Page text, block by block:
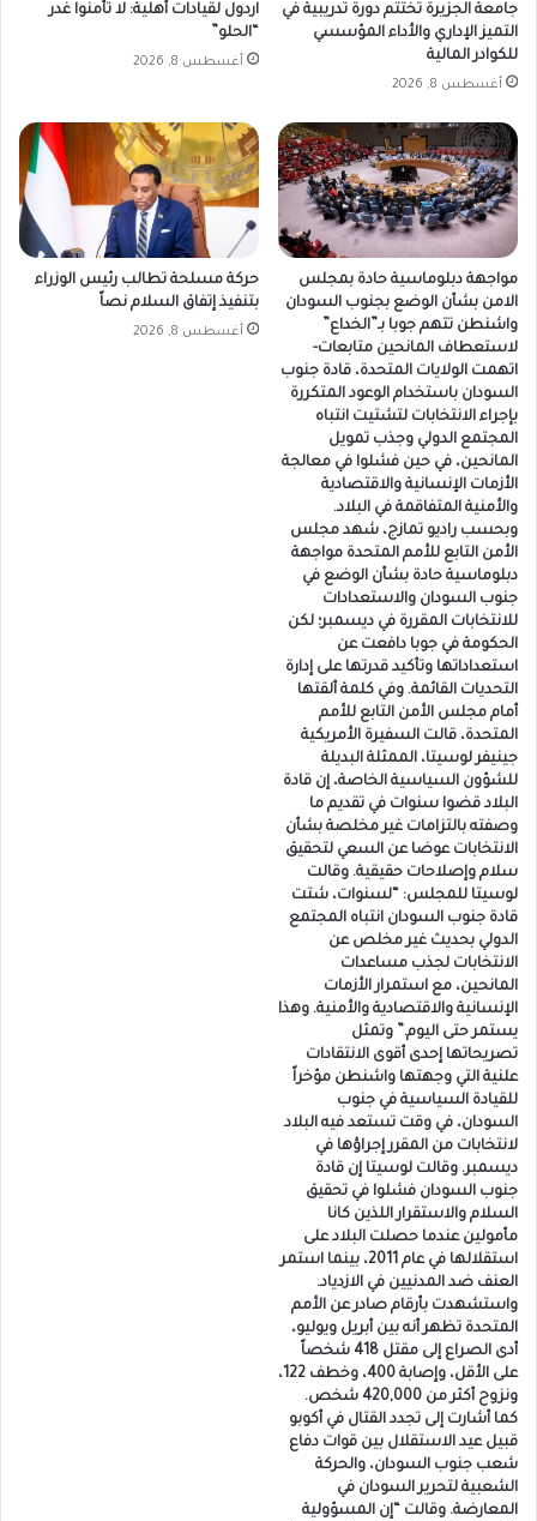
جامعة الجزيرة تختتم دورة تدريبية في
التميز الإداري والأداء المؤسسي
للكوادر المالية
أغسطس 8, 2026
اردول لقيادات أهلية: لا تأمنوا غدر
“الحلو”
أغسطس 8, 2026
مواجهة دبلوماسية حادة بمجلس
الامن بشأن الوضع بجنوب السودان
واشنطن تتهم جوبا بـ”الخداع”
لاستعطاف المانحين متابعات-
اتهمت الولايات المتحدة، قادة جنوب
السودان باستخدام الوعود المتكررة
بإجراء الانتخابات لتشتيت انتباه
المجتمع الدولي وجذب تمويل
المانحين، في حين فشلوا في معالجة
الأزمات الإنسانية والاقتصادية
والأمنية المتفاقمة في البلاد.
وبحسب راديو تمازج، شهد مجلس
الأمن التابع للأمم المتحدة مواجهة
دبلوماسية حادة بشأن الوضع في
جنوب السودان والاستعدادات
للانتخابات المقررة في ديسمبر؛ لكن
الحكومة في جوبا دافعت عن
استعداداتها وتأكيد قدرتها على إدارة
التحديات القائمة. وفي كلمة ألقتها
أمام مجلس الأمن التابع للأمم
المتحدة، قالت السفيرة الأمريكية
جينيفر لوسيتا، الممثلة البديلة
للشؤون السياسية الخاصة، إن قادة
البلاد قضوا سنوات في تقديم ما
وصفته بالتزامات غير مخلصة بشأن
الانتخابات عوضا عن السعي لتحقيق
سلام وإصلاحات حقيقية. وقالت
لوسيتا للمجلس: “لسنوات، شتت
قادة جنوب السودان انتباه المجتمع
الدولي بحديث غير مخلص عن
الانتخابات لجذب مساعدات
المانحين، مع استمرار الأزمات
الإنسانية والاقتصادية والأمنية. وهذا
يستمر حتى اليوم.” وتمثل
تصريحاتها إحدى أقوى الانتقادات
علنية التي وجهتها واشنطن مؤخراً
للقيادة السياسية في جنوب
السودان، في وقت تستعد فيه البلاد
لانتخابات من المقرر إجراؤها في
ديسمبر. وقالت لوسيتا إن قادة
جنوب السودان فشلوا في تحقيق
السلام والاستقرار اللذين كانا
مأمولين عندما حصلت البلاد على
استقلالها في عام 2011، بينما استمر
العنف ضد المدنيين في الازدياد.
واستشهدت بأرقام صادر عن الأمم
المتحدة تظهر أنه بين أبريل ويوليو،
أدى الصراع إلى مقتل 418 شخصاً
على الأقل، وإصابة 400، وخطف 122،
ونزوح أكثر من 420,000 شخص.
كما أشارت إلى تجدد القتال في أكوبو
قبيل عيد الاستقلال بين قوات دفاع
شعب جنوب السودان، والحركة
الشعبية لتحرير السودان في
المعارضة. وقالت “إن المسؤولية
حركة مسلحة تطالب رئيس الوزراء
بتنفيذ إتفاق السلام نصاً
أغسطس 8, 2026